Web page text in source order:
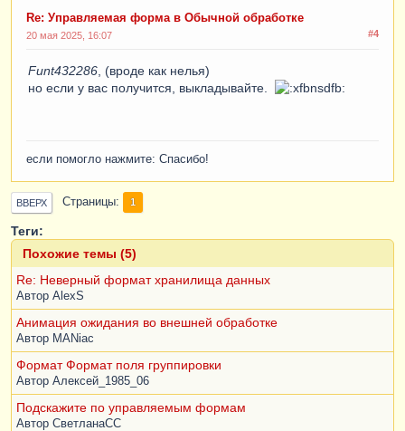
Re: Управляемая форма в Обычной обработке
#4
20 мая 2025, 16:07
Funt432286 , (вроде как нелья)
но если у вас получится, выкладывайте.
если помогло нажмите: Спасибо!
ВВЕРХ Страницы 1
Теги:
Похожие темы (5)
Re: Неверный формат хранилища данных
Автор AlexS
Анимация ожидания во внешней обработке
Автор MANiac
Формат Формат поля группировки
Автор Алексей_1985_06
Подскажите по управляемым формам
Автор СветланаCC